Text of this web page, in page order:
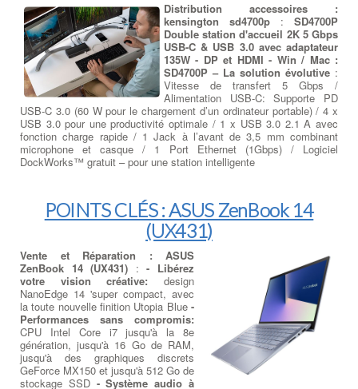
Distribution accessoires :
kensington sd4700p : SD4700P
Double station d'accueil 2K 5 Gbps
USB-C & USB 3.0 avec adaptateur
135W - DP et HDMI - Win / Mac :
SD4700P – La solution évolutive :
Vitesse de transfert 5 Gbps /
Alimentation USB-C: Supporte PD
USB-C 3.0 (60 W pour le chargement d’un ordinateur portable) / 4 x
USB 3.0 pour une productivité optimale / 1 x USB 3.0 2.1 A avec
fonction charge rapide / 1 Jack à l’avant de 3,5 mm combinant
microphone et casque / 1 Port Ethernet (1Gbps) / Logiciel
DockWorks™ gratuit – pour une station intelligente
POINTS CLÉS : ASUS ZenBook 14
(UX431)
Vente et Réparation : ASUS
ZenBook 14 (UX431) :- Libérez
votre vision créative: design
NanoEdge 14 'super compact, avec
la toute nouvelle finition Utopia Blue -
Performances sans compromis:
CPU Intel Core i7 jusqu'à la 8e
génération, jusqu'à 16 Go de RAM,
jusqu'à des graphiques discrets
GeForce MX150 et jusqu'à 512 Go de
stockage SSD - Système audio à